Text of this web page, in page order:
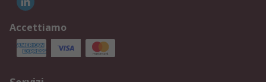
Accettiamo